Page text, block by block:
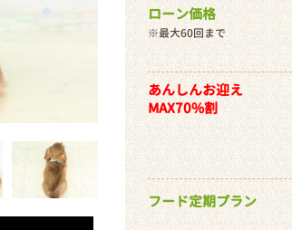
ローン価格
※最大60回まで
あんしんお迎え
MAX70%割
フード定期プラン